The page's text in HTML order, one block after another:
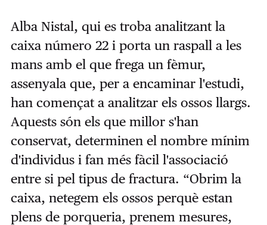
Alba Nistal, qui es troba analitzant la
caixa número 22 i porta un raspall a les
mans amb el que frega un fèmur,
assenyala que, per a encaminar l'estudi,
han començat a analitzar els ossos llargs.
Aquests són els que millor s'han
conservat, determinen el nombre mínim
d'individus i fan més fàcil l'associació
entre si pel tipus de fractura. “Obrim la
caixa, netegem els ossos perquè estan
plens de porqueria, prenem mesures,